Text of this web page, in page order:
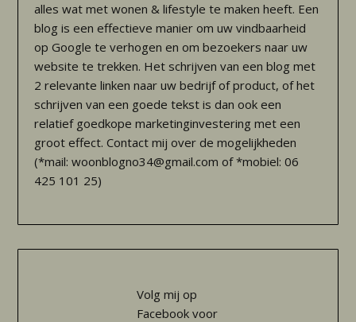
alles wat met wonen & lifestyle te maken heeft. Een
blog is een effectieve manier om uw vindbaarheid
op Google te verhogen en om bezoekers naar uw
website te trekken. Het schrijven van een blog met
2 relevante linken naar uw bedrijf of product, of het
schrijven van een goede tekst is dan ook een
relatief goedkope marketinginvestering met een
groot effect. Contact mij over de mogelijkheden
(*mail: woonblogno34@gmail.com of *mobiel: 06
425 101 25)
Volg mij op
Facebook voor